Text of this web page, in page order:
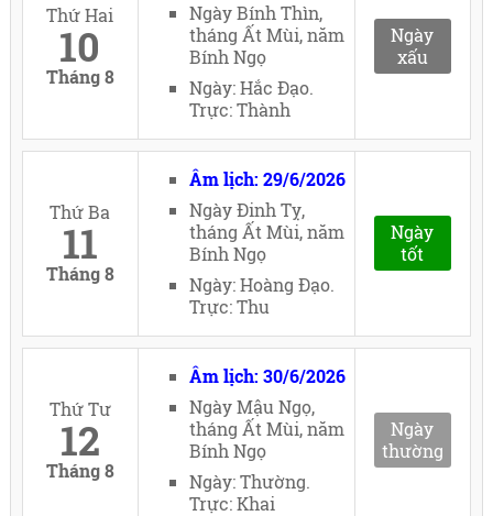
Thứ Hai
10
Tháng 8
Ngày Bính Thìn,
tháng Ất Mùi, năm
Bính Ngọ
Ngày: Hắc Đạo.
Trực: Thành
Ngày
xấu
Thứ Ba
11
Tháng 8
Âm lịch: 29/6/2026
Ngày Đinh Tỵ,
tháng Ất Mùi, năm
Bính Ngọ
Ngày: Hoàng Đạo.
Trực: Thu
Ngày
tốt
Thứ Tư
12
Tháng 8
Âm lịch: 30/6/2026
Ngày Mậu Ngọ,
tháng Ất Mùi, năm
Bính Ngọ
Ngày: Thường.
Trực: Khai
Ngày
thường